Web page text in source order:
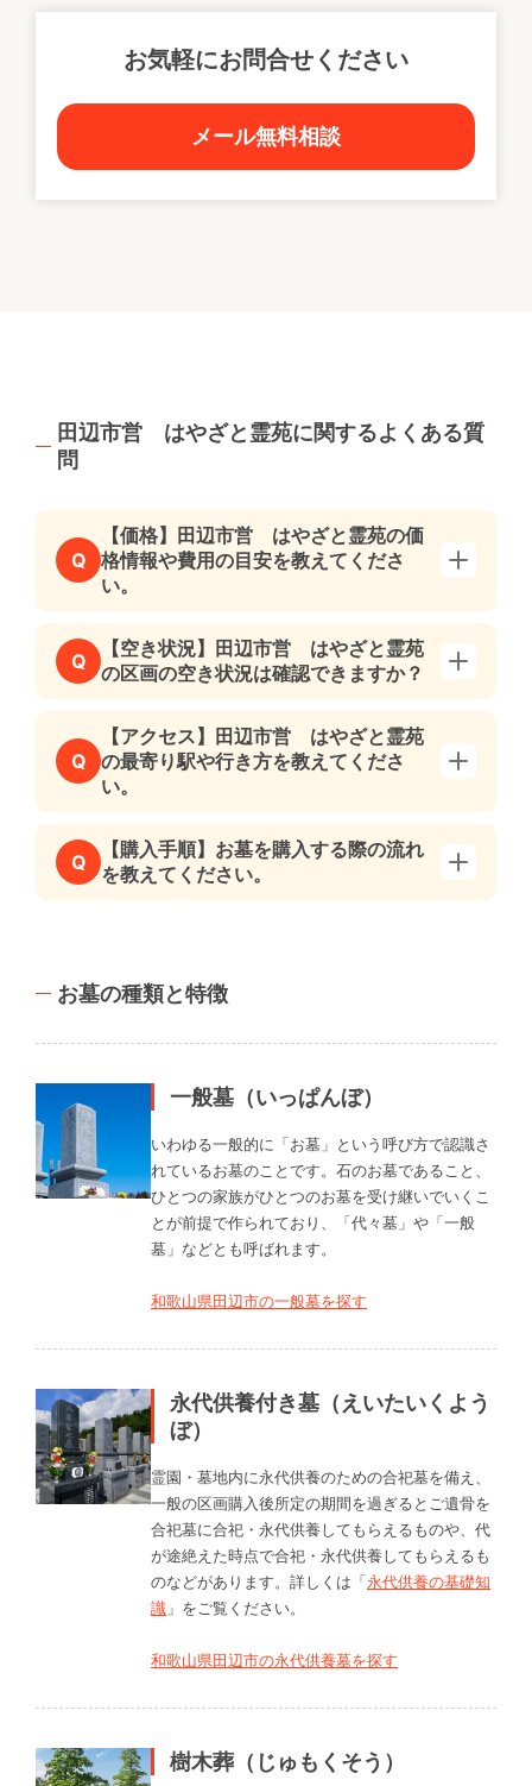
お気軽にお問合せください
メール無料相談
田辺市営 はやざと霊苑に関するよくある質
問
Q
【価格】田辺市営 はやざと霊苑の価
格情報や費用の目安を教えてくださ
い。
Q
【空き状況】田辺市営 はやざと霊苑
の区画の空き状況は確認できますか？
Q
【アクセス】田辺市営 はやざと霊苑
の最寄り駅や行き方を教えてくださ
い。
Q
【購入手順】お墓を購入する際の流れ
を教えてください。
お墓の種類と特徴
一般墓（いっぱんぼ）
いわゆる一般的に「お墓」という呼び方で認識さ
れているお墓のことです。石のお墓であること、
ひとつの家族がひとつのお墓を受け継いでいくこ
とが前提で作られており、「代々墓」や「一般
墓」などとも呼ばれます。
和歌山県田辺市の一般墓を探す
永代供養付き墓（えいたいくよう
ぼ）
霊園・墓地内に永代供養のための合祀墓を備え、
一般の区画購入後所定の期間を過ぎるとご遺骨を
合祀墓に合祀・永代供養してもらえるものや、代
が途絶えた時点で合祀・永代供養してもらえるも
のなどがあります。詳しくは「永代供養の基礎知
識 」をご覧ください。
和歌山県田辺市の永代供養墓を探す
樹木葬（じゅもくそう）